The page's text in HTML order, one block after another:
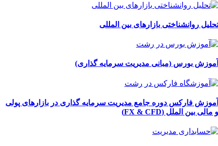
تحلیل روانشناختی بازارهای بین المللی
آموزش بورس (مبانی مدیریت سرمایه گذاری)
آموزش فارکس دوره جامع مدیریت سرمایه گذاری در بازارهای پولی
و مالی بین الملل (FX & CFD)